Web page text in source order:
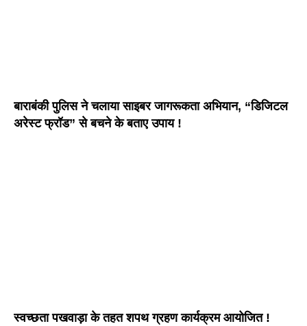
बाराबंकी पुलिस ने चलाया साइबर जागरूकता अभियान, “डिजिटल
अरेस्ट फ्रॉड” से बचने के बताए उपाय !
स्वच्छता पखवाड़ा के तहत शपथ ग्रहण कार्यक्रम आयोजित !